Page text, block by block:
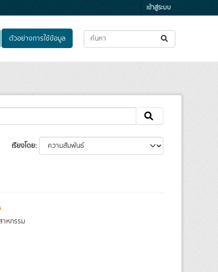
เข้าสู่ระบบ
ตัวอย่างการใช้ข้อมูล
เรียงโดย
หกรรม